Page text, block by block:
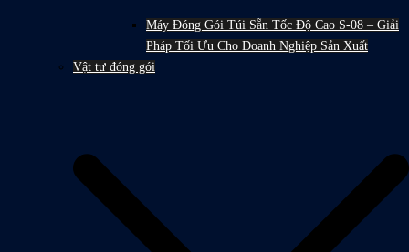
Máy Đóng Gói Túi Sẵn Tốc Độ Cao S-08 – Giải
Pháp Tối Ưu Cho Doanh Nghiệp Sản Xuất
Vật tư đóng gói